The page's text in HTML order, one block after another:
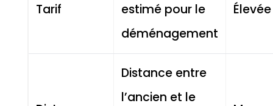
Tarif
estimé pour le
déménagement
Élevée
Distance entre
l’ancien et le